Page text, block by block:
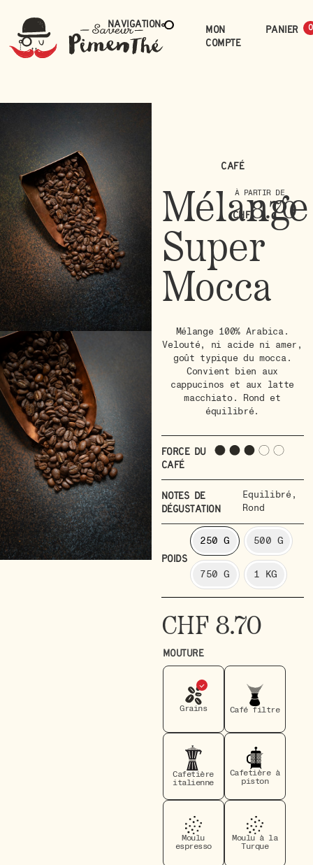
Navigation
Mon
compte
0
0
Café
Mélange
Super
Mocca
À PARTIR DE
CHF8.70
Mélange 100% Arabica.
Velouté, ni acide ni amer,
goût typique du mocca.
Convient bien aux
cappucinos et aux latte
macchiato. Rond et
équilibré.
Force du
café
Notes de
dégustation
Equilibré ,
Rond
POIDS
250 G 500 G
750 G 1 KG
CHF 8.70
MOUTURE
Grains Café filtre
Cafetière
italienne
Cafetière à
piston
Moulu
espresso
Moulu à la
Turque